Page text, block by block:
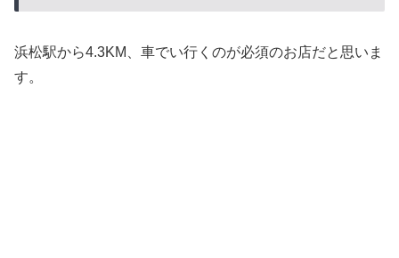
浜松駅から4.3KM、車でい行くのが必須のお店だと思いま
す。